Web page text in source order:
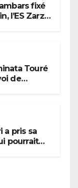
fixé
l’ES Zarzis
Touré
de
a pris sa
pourrait